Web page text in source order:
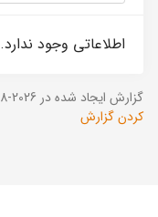
اطلاعاتی وجود ندارد.
گزارش ایجاد شده در 2026-08-07 ساعت 16:31:13 (UTC +03:30).
کردن گزارش